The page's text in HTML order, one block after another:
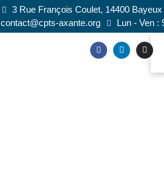
3 Rue François Coulet, 14400 Bayeux
contact@cpts-axante.org
Lun - Ven :